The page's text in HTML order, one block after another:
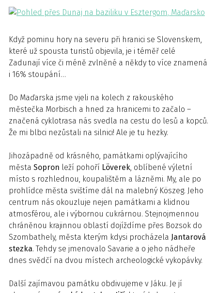
Když pominu hory na severu při hranici se Slovenskem,
které už spousta turistů objevila, je i téměř celé
Zadunají více či méně zvlněné a někdy to více znamená
i 16% stoupání…
Do Maďarska jsme vjeli na kolech z rakouského
městečka Morbisch a hned za hranicemi to začalo –
značená cyklotrasa nás svedla na cestu do lesů a kopců.
Že mi blbci nezůstali na silnici! Ale je tu hezky.
Jihozápadně od krásného, památkami oplývajícího
města Sopron leží pohoří Löverek, oblíbené výletní
místo s rozhlednou, koupalištěm a lázněmi. My, ale po
prohlídce města svištíme dál na malebný Köszeg. Jeho
centrum nás okouzluje nejen památkami a klidnou
atmosférou, ale i výbornou cukrárnou. Stejnojmennou
chráněnou krajinnou oblastí dojíždíme přes Bozsok do
Szombathely, města kterým kdysi procházela Jantarová
stezka. Tehdy se jmenovalo Savarie a o jeho nádheře
dnes svědčí na dvou místech archeologické vykopávky.
Další zajímavou památku obdivujeme v Jáku. Je jí